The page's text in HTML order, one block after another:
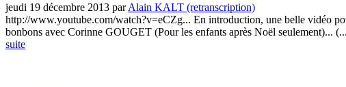
jeudi 19 décembre 2013 parAlain KALT (retranscription)
http://www.youtube.com/watch?v=eCZg... En introduction, une belle vidéo
bonbons avec Corinne GOUGET (Pour les enfants après Noël seulement)...
suite